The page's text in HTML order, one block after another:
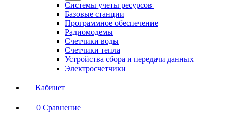
Системы учеты ресурсов
Базовые станции
Программное обеспечение
Радиомодемы
Счетчики воды
Счетчики тепла
Устройства сбора и передачи данных
Электросчетчики
Кабинет
0 Сравнение